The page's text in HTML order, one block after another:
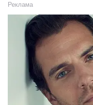
Реклама